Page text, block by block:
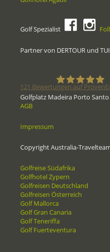
Golf Spezialist
Partner von DERTOUR und TUI
121 Bewertungen auf
Golfplatz Madeira Porto
AGB
Impressum
Copyright Australia-
Golfreise Südafrika
Golfhotel Zypern
Golfreisen Deutschland
Golfreisen Österreich
Golf Mallorca
Golf Gran Canaria
Golf Teneriffa
Golf Fuerteventura